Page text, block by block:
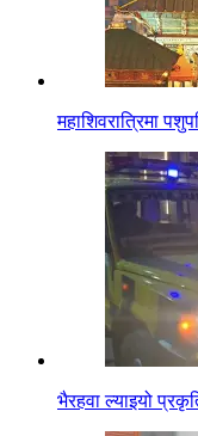
महाशिवरात्रिमा
भैरहवा ल्याइयो